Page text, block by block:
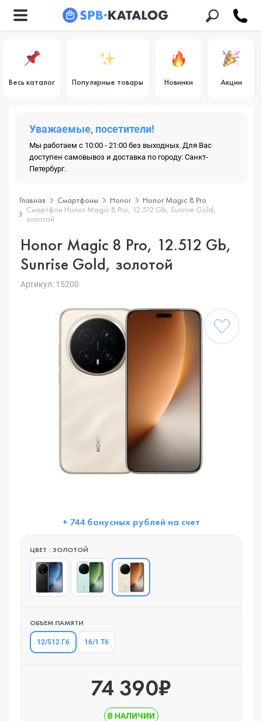
Весь каталог Популярные товары Новинки Акции
Уважаемые, посетители!
Мы работаем с 10:00 - 21:00 без выходных. Для Вас
доступен самовывоз и доставка по городу: Санкт-
Петербург.
Главная Смартфоны Honor
Honor Magic 8 Pro
Смартфон Honor Magic 8 Pro, 12.512 Gb, Sunrise Gold,
золотой
Honor Magic 8 Pro, 12.512 Gb,
Sunrise Gold, золотой
Артикул: 15200
+ 744 бонусных рублей на счет
ЦВЕТ : ЗОЛОТОЙ
ОБЪЕМ ПАМЯТИ
12/512 Гб 16/1 Тб
74 390₽
В НАЛИЧИИ